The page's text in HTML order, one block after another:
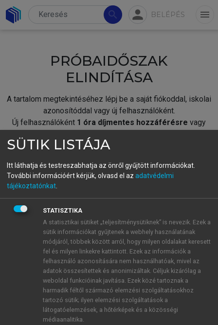
search person BELÉPÉS menu
PRÓBAIDŐSZAK
ELINDÍTÁSA
A tartalom megtekintéséhez lépj be a saját fiókoddal, iskolai
azonosítóddal vagy új felhasználóként.
Új felhasználóként 1 óra díjmentes hozzáférésre vagy
fiókoddal,vagy hozz létre új fiókot.
A regisztráció után apróbaidőszakautomatikusan
BELÉPÉS SAJÁT FIÓKKAL
ÚJ FIÓK LÉTREHOZÁSA
1 óra díjmentes hozzáférés
E-MAIL-CÍM
SÜTIK LISTÁJA
Itt láthatja és testreszabhatja az önről gyűjtött információkat.
További információért kérjük, olvasd el az adatvédelmi
tájékoztatónkat
STATISZTIKA
A statisztikai sütiket „teljesítménysütiknek” is nevezik. Ezek a
sütik információkat gyűjtenek a webhely használatának
módjáról, többek között arról, hogy milyen oldalakat keresett
fel és milyen linkekre kattintott. Ezek az információk a
felhasználó azonosítására nem használhatóak, mivel az
adatok összesítettek és anonimizáltak. Céljuk kizárólag a
weboldal funkcióinak javítása. Ezek közé tartoznak a
harmadik féltől származó elemzési szolgáltatásokhoz
tartozó sütik; ilyen elemzési szolgáltatások a
látogatóelemzések, a hőtérképek és a közösségi
médiaanalitika.